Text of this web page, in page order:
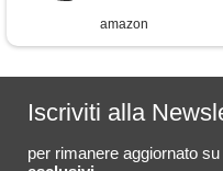
amazon
Iscriviti alla
per rimanere aggiornato su